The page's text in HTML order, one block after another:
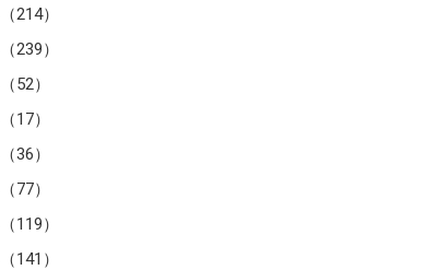
214）
239）
52）
17）
36）
77）
119）
141）